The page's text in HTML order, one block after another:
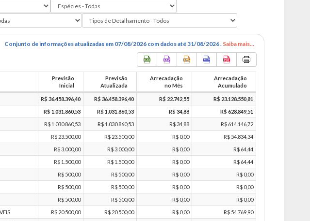
Conjunto de informações atualizadas em 07/08/2026 com dados até 31/08/2026 . Saiba mais...
Previsão
Inicial
Previsão
Atualizada
Arrecadação
no Mês
Arrecadação
Acumulado
R$ 36.458.396,40 R$ 36.458.396,40 R$ 22.742,55
R$ 23.128.550,81
R$ 1.031.860,53 R$ 1.031.860,53 R$ 34,88
R$ 628.849,51
R$ 1.030.860,53 R$ 1.030.860,53 R$ 34,88
R$ 614.146,72
R$ 23.500,00 R$ 23.500,00 R$ 0,00
R$ 54.834,34
R$ 3.000,00 R$ 3.000,00 R$ 0,00
R$ 64,44
R$ 1.500,00 R$ 1.500,00 R$ 0,00
R$ 64,44
R$ 500,00 R$ 500,00 R$ 0,00
R$ 0,00
R$ 500,00 R$ 500,00 R$ 0,00
R$ 0,00
R$ 500,00 R$ 500,00 R$ 0,00
R$ 0,00
R$ 20.500,00 R$ 20.500,00 R$ 0,00
R$ 54.769,90